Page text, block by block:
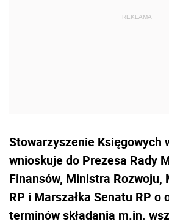
Stowarzyszenie Księgowych
wnioskuje do Prezesa Rady
Finansów, Ministra Rozwoju,
RP i Marszałka Senatu RP o
terminów składania m.in.